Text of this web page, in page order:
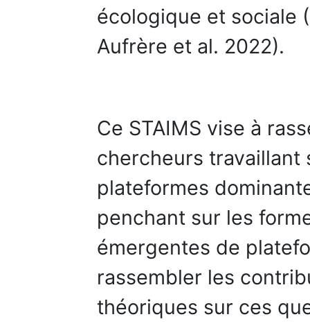
écologique et sociale
Aufrère et al. 2022).
Ce STAIMS vise à
chercheurs travaillant
plateformes
penchant sur les
émergentes de
rassembler les
théoriques sur ces